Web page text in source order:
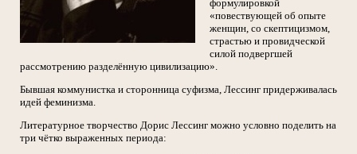
формулировкой
«повествующей об опыте
женщин, со скептицизмом,
страстью и провидческой
силой подвергшей
рассмотрению разделённую цивилизацию».
Бывшая коммунистка и сторонница суфизма, Лессинг придерживалась
идей феминизма.
Литературное творчество Дорис Лессинг можно условно поделить на
три чётко выраженных периода: